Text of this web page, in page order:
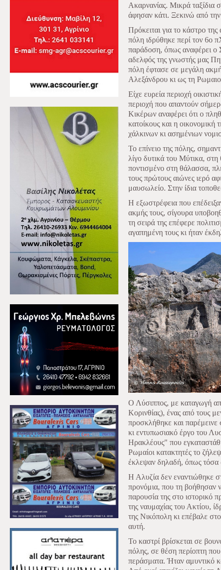
Ακαρνανίας. Μικρά ταξίδια
άφησαν κάτι. Ξεκινώ από
Πρόκειται για το κάστρο
πόλη ιδρύθηκε περί τον 6ο
παράδοση, όπως αναφέρει ο
αδελφός της γνωστής μας
πόλη έφτασε σε μεγάλη
Αλεξάνδρου κι ως τη
Είχε ευρεία περιοχή
περιοχή που απαντούν
Κικέρων αναφέρει ότι ο
κατοίκους και η οικονομική
χάλκινων κι ασημένιων
Το επίνειο της πόλης,
λίγο δυτικά του Μύτικα,
ποντισμένο στη θάλασσα,
τους πρώτους αιώνες ιερό
μαυσωλείο. Στην ίδια
Η εξωστρέφεια που
ακμής τους, σίγουρα
τη σειρά της επέφερε
αγαπημένη τους κι ήταν
Ο Λύσιππος, με καταγωγή
Κορινθίας), ένας από τους
προσκλήθηκε και παρέμεινε
κι εντυπωσιακό έργο του
Ηρακλέους" που
Ρωμαίοι κατακτητές το
έκλεψαν δηλαδή, όπως τόσα
Η Αλυζία δεν εναντιώθηκε
προνόμια, που τη βοήθησαν
παρουσία της στο ιστορικό
της ναυμαχίας του Ακτίου,
της Νικόπολη κι επέβαλε
αυτή.
Το καστρί βρίσκεται σε
πόλης, σε θέση περίοπτη
περάσματα. Ήταν αμυντικό